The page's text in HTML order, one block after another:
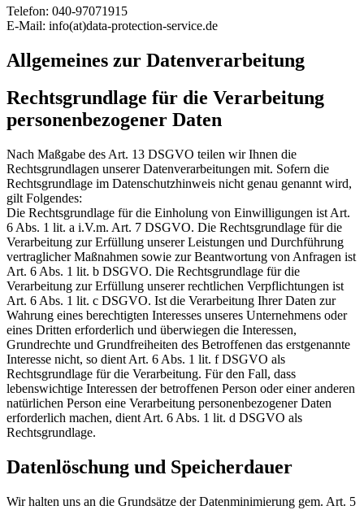
Telefon: 040-97071915
E-Mail: info(at)data-protection-service.de
Allgemeines zur Datenverarbeitung
Rechtsgrundlage für die Verarbeitung
personenbezogener Daten
Nach Maßgabe des Art. 13 DSGVO teilen wir Ihnen die
Rechtsgrundlagen unserer Datenverarbeitungen mit. Sofern die
Rechtsgrundlage im Datenschutzhinweis nicht genau genannt wird,
gilt Folgendes:
Die Rechtsgrundlage für die Einholung von Einwilligungen ist Art.
6 Abs. 1 lit. a i.V.m. Art. 7 DSGVO. Die Rechtsgrundlage für die
Verarbeitung zur Erfüllung unserer Leistungen und Durchführung
vertraglicher Maßnahmen sowie zur Beantwortung von Anfragen ist
Art. 6 Abs. 1 lit. b DSGVO. Die Rechtsgrundlage für die
Verarbeitung zur Erfüllung unserer rechtlichen Verpflichtungen ist
Art. 6 Abs. 1 lit. c DSGVO. Ist die Verarbeitung Ihrer Daten zur
Wahrung eines berechtigten Interesses unseres Unternehmens oder
eines Dritten erforderlich und überwiegen die Interessen,
Grundrechte und Grundfreiheiten des Betroffenen das erstgenannte
Interesse nicht, so dient Art. 6 Abs. 1 lit. f DSGVO als
Rechtsgrundlage für die Verarbeitung. Für den Fall, dass
lebenswichtige Interessen der betroffenen Person oder einer anderen
natürlichen Person eine Verarbeitung personenbezogener Daten
erforderlich machen, dient Art. 6 Abs. 1 lit. d DSGVO als
Rechtsgrundlage.
Datenlöschung und Speicherdauer
Wir halten uns an die Grundsätze der Datenminimierung gem. Art. 5